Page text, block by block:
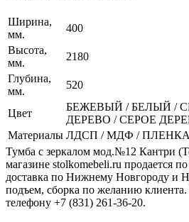
Ширина,
мм.
400
Высота,
мм.
2180
Глубина,
мм.
520
Цвет
БЕЖЕВЫЙ / БЕЛЫЙ /
ДЕРЕВО / СЕРОЕ
Материалы ЛДСП / МДФ /
Тумба с зеркалом мод.№12 Кантри
магазине stolkomebeli.ru продается
доставка по Нижнему Новгороду и
подъем, сборка по желанию
телефону +7 (831) 261-36-20.